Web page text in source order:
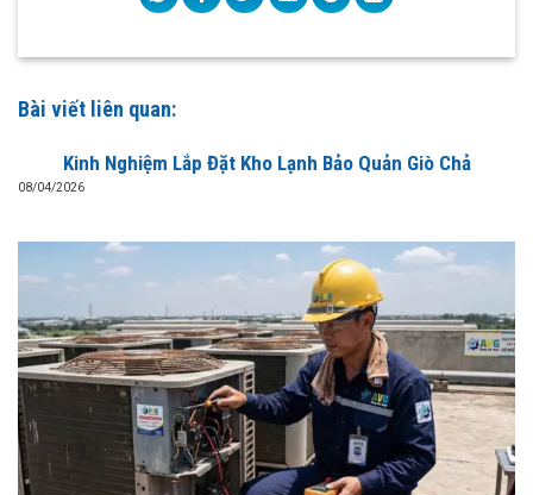
Bài viết liên quan:
Kinh Nghiệm Lắp Đặt Kho Lạnh Bảo Quản Giò Chả
08/04/2026